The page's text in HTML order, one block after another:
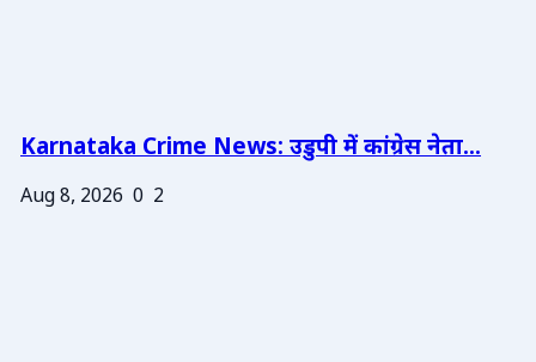
Karnataka Crime News: उडुपी में कांग्रेस नेता...
Aug 8, 2026 0 2